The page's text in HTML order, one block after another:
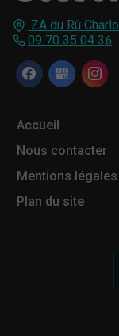
ZA du Rû
09 70 35 04 36
Accueil
Nous contacter
Mentions légales
Plan du site